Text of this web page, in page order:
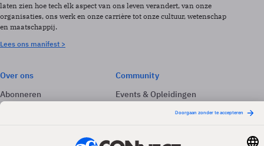
laten zien hoe tech elk aspect van ons leven verandert, van onze
organisaties, ons werk en onze carrière tot onze cultuur, wetenschap
en maatschappij.
Lees ons manifest >
Over ons
Abonneren
Adverteren
Community
Events & Opleidingen